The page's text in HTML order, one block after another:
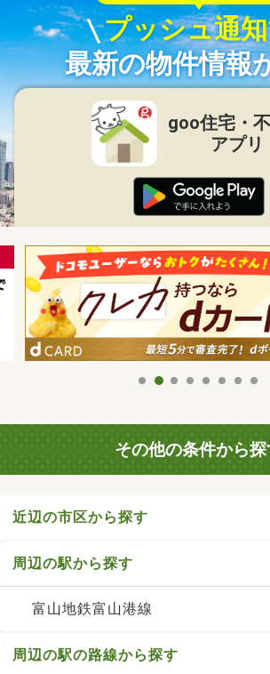
プッシュ通
最新の物件情報
goo住宅・
アプリ
その他の条件から
近辺の市区から探す
周辺の駅から探す
富山地鉄富山港線
周辺の駅の路線から探す